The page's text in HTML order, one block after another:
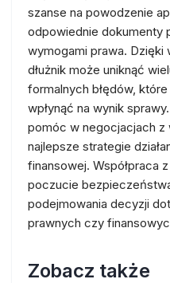
szanse na powodzenie
odpowiednie dokumenty
wymogami prawa. Dzięki
dłużnik może uniknąć
formalnych błędów,
wpłynąć na wynik
pomóc w negocjacjach z
najlepsze strategie
finansowej. Współpraca
poczucie
podejmowania decyzji
prawnych czy
Zobacz także